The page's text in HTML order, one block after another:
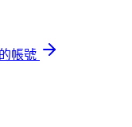
帳號